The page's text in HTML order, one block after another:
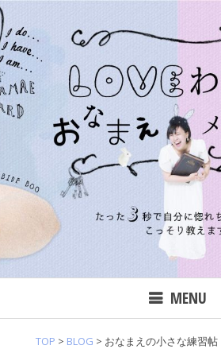
Skip
to
content
MENU
TOP > BLOG > おなまえの小さな練習帖